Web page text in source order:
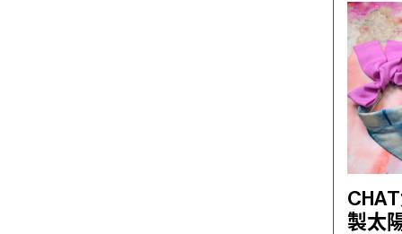
製太